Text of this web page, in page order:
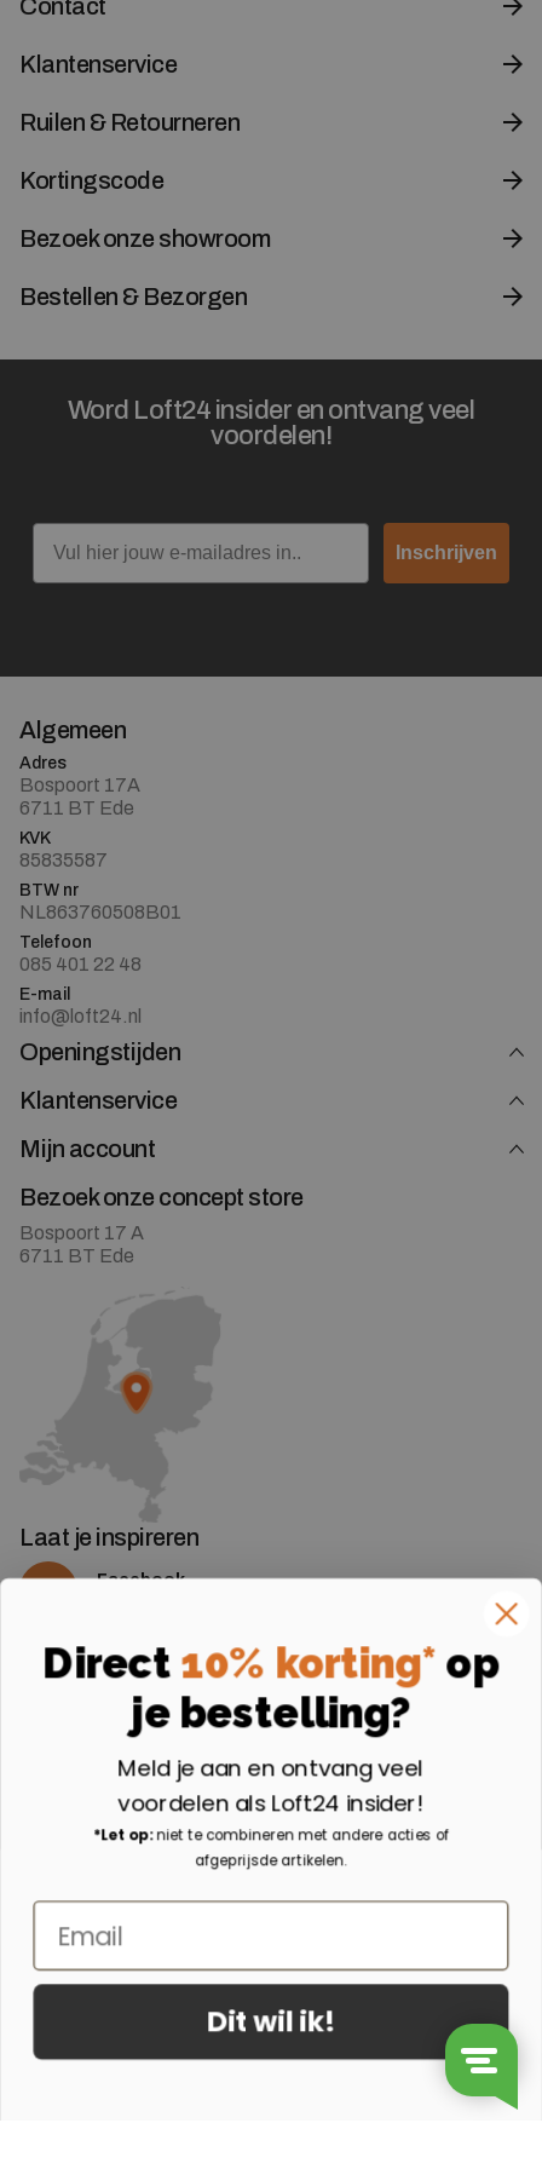
Contact
Klantenservice
Ruilen & Retourneren
Kortingscode
Bezoek onze showroom
Bestellen & Bezorgen
Word Loft24 insider en ontvang veel
voordelen!
Email
Inschrijven
Algemeen
Adres
Bospoort 17A
6711 BT Ede
KVK
85835587
BTW nr
NL863760508B01
Telefoon
085 401 22 48
E-mail
info@loft24.nl
Openingstijden
Klantenservice
Mijn account
Bezoek onze concept store
Bospoort 17 A
6711 BT Ede
Laat je inspireren
Facebook
Instagram
Volg ons op Instagram
Aangesloten bij
Direct 10% korting* op
je bestelling?
Meld je aan en ontvang veel
voordelen als Loft24 insider!
*Let op:niet te combineren met andere acties of
afgeprijsde artikelen.
Email
Dit wil ik!